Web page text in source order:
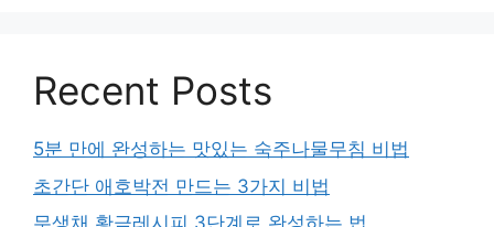
Recent Posts
5분 만에 완성하는 맛있는 숙주나물무침 비법
초간단 애호박전 만드는 3가지 비법